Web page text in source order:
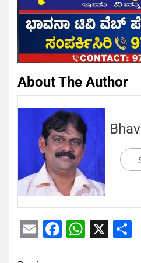
About The Author
EmailFacebook
X